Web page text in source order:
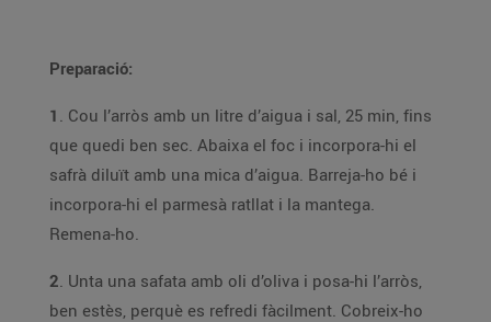
Preparació:
1 . Cou l’arròs amb un litre d’aigua i sal, 25 min, fins
que quedi ben sec. Abaixa el foc i incorpora-hi el
safrà diluït amb una mica d’aigua. Barreja-ho bé i
incorpora-hi el parmesà ratllat i la mantega.
Remena-ho.
2. Unta una safata amb oli d’oliva i posa-hi l’arròs,
ben estès, perquè es refredi fàcilment. Cobreix-ho